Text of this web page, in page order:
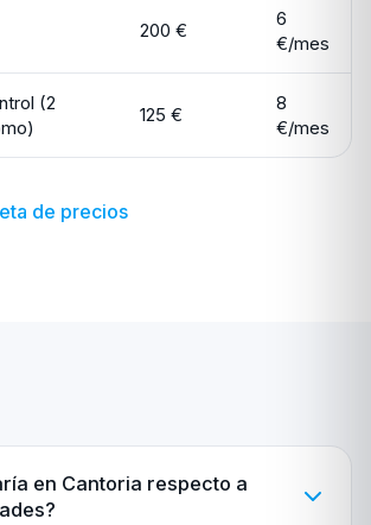
200 €
6
€/mes
(2
125 €
8
€/mes
de precios
en Cantoria respecto a